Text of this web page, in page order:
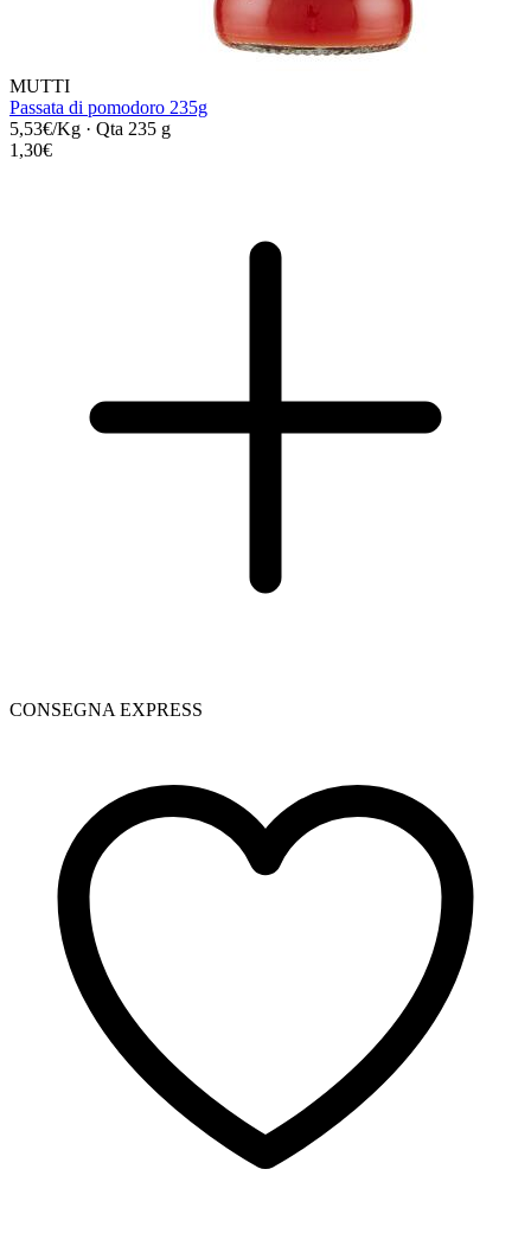
MUTTI
Passata di pomodoro 235g
5,53€/Kg · Qta 235 g
1,30€
CONSEGNA EXPRESS